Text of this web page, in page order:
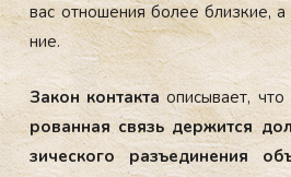
вас от­но­шения бо­лее близ­кие,
ние.
За­кон кон­тактаопи­сыва­ет, что
рован­ная связь дер­жится
зичес­ко­го разъ­еди­нения